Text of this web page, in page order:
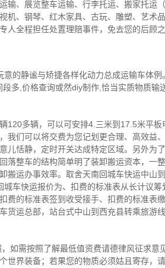
输、展览整车运输、行李托运、搬家托运
、钢琴、红木家具、古玩、雕塑、艺术
全程担任处置理赔事件，免去您的后顾之
的静谧与矫捷各样化动力总成运输车体
多,价格查询或然diy制作,恰当实质物质输
120多辆，可以可安排4.三米到17.5米平
我们可以将交费为您记划更合理、高效益
儿恬静，定时开关达成特定区域。另外为
落整车的结构简单明了装卸搬运资本，一
运办事效率。取舍天南回城车快运中山
车快运报价为、扣费的标准表从长计议
费的标准表签到收受接手、扣费的标准表
运总部，站台式中山到西充县转乘旅游线
如需按照了解最低值资费请德律风征求
世界装备；若果您的物质必须姑且寄存，